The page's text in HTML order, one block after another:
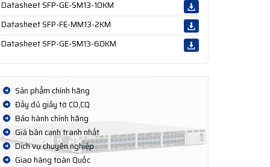
Datasheet SFP-GE-SM13-10KM
Datasheet SFP-FE-MM13-2KM
Datasheet SFP-GE-SM13-60KM
Sản phẩm chính hãng
Đầy đủ giấy tờ CO,CQ
Bảo hành chính hãng
Giá bán cạnh tranh nhất
Dịch vụ chuyên nghiệp
Giao hàng toàn Quốc